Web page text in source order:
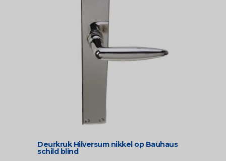
Deurkruk Hilversum nikkel op Bauhaus
schild blind